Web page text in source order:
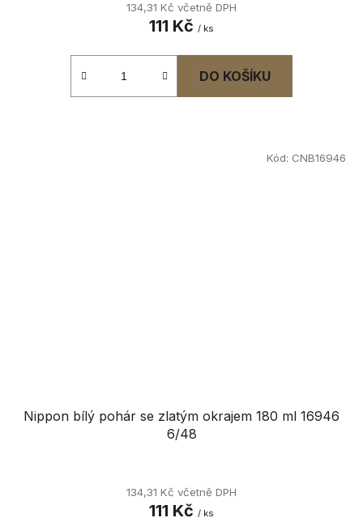
134,31 Kč včetně DPH
111 Kč / ks
DO KOŠÍKU
Nippon bílý pohár se zlatým okrajem 180 ml 16946
6/48
134,31 Kč včetně DPH
111 Kč / ks
Kód: CNB16946